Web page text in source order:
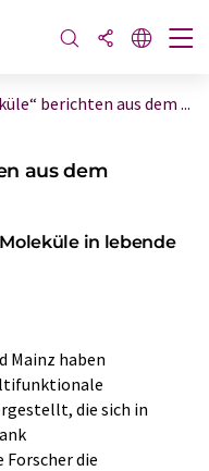
berichten aus dem ...
aus dem
in lebende
Mainz haben
die sich in
Forscher die